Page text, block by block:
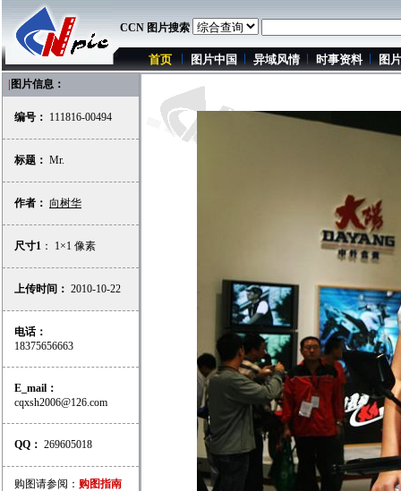
CCN 图片搜索
首页 图片中国 异域风情 时事资料 图
图片信息：
编号： 111816-00494
标题： Mr.
作者： 向树华
尺寸1 ： 1×1 像素
上传时间： 2010-10-22
电话：
18375656663
E_mail：
cqxsh2006@126.com
QQ： 269605018
购图请参阅： 购图指南